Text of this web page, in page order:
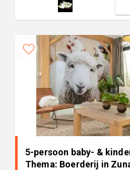
5-persoon baby- &
Thema: Boerderij in